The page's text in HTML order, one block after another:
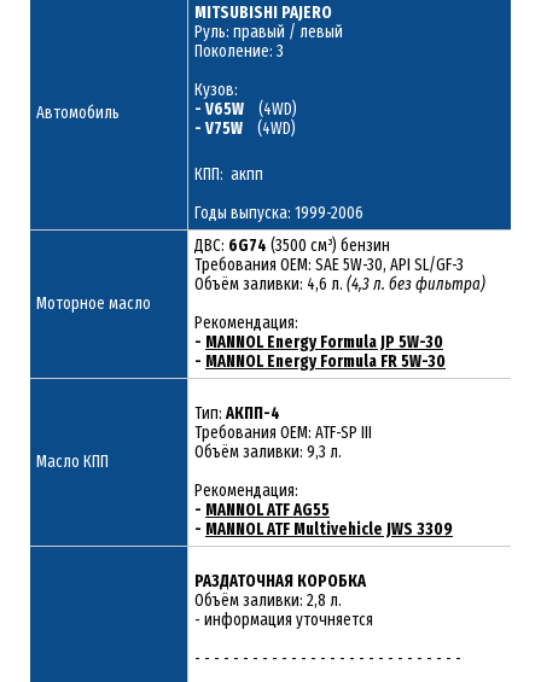
Автомобиль
MITSUBISHI PAJERO
Руль: правый / левый
Поколение: 3
Кузов:
- V65W (4WD)
- V75W (4WD)
КПП: акпп
Годы выпуска: 1999-2006
Моторное масло
ДВС: 6G74 (3500 см³) бензин
Требования ОЕМ: SAE 5W-30, API SL/GF-3
Объём заливки: 4,6 л. (4,3 л. без фильтра)
Рекомендация:
- MANNOL Energy Formula JP 5W-30
- MANNOL Energy Formula FR 5W-30
Масло КПП
Тип: АКПП-4
Требования OEM: ATF-SP III
Объём заливки: 9,3 л.
Рекомендация:
- MANNOL ATF AG55
- MANNOL ATF Multivehicle JWS 3309
РАЗДАТОЧНАЯ КОРОБКА
Объём заливки: 2,8 л.
- информация уточняется
- - - - - - - - - - - - - - - - - - - - - - - - - - - -